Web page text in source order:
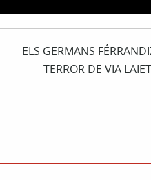
ELS GERMANS
TERROR DE VIA